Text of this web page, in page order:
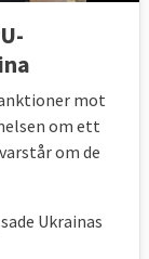
mot
om ett
om de
Ukrainas